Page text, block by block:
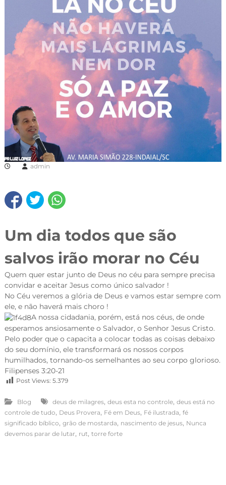
admin
Um dia todos que são
salvos irão morar no Céu
Quem quer estar junto de Deus no céu para sempre precisa
convidar e aceitar Jesus como único salvador !
No Céu veremos a glória de Deus e vamos estar sempre com
ele, e não haverá mais choro !
A nossa cidadania, porém, está nos céus, de onde
esperamos ansiosamente o Salvador, o Senhor Jesus Cristo.
Pelo poder que o capacita a colocar todas as coisas debaixo
do seu domínio, ele transformará os nossos corpos
humilhados, tornando-os semelhantes ao seu corpo glorioso.
Filipenses 3:20-21
Post Views: 5.379
Blog deus de milagres, deus esta no controle, deus está no
controle de tudo, Deus Provera, Fé em Deus, Fé ilustrada, fé
significado bíblico, grão de mostarda, nascimento de jesus, Nunca
devemos parar de lutar, rut, torre forte